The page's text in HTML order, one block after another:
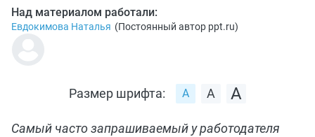
Над материалом работали:
Евдокимова Наталья (Постоянный автор ppt.ru)
Размер шрифта:
Самый часто запрашиваемый у работодателя